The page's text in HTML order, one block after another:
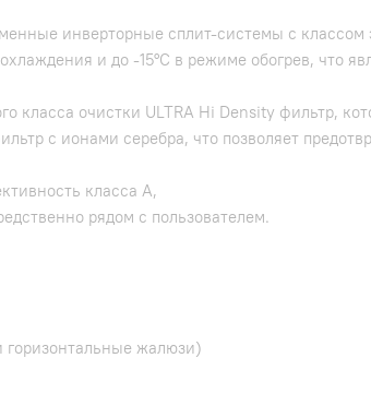
инверторные сплит-системы с классом
и до -15°С в режиме обогрев, что
очистки ULTRA Hi Density фильтр,
с ионами серебра, что позволяет
класса А,
рядом с пользователем.
жалюзи)